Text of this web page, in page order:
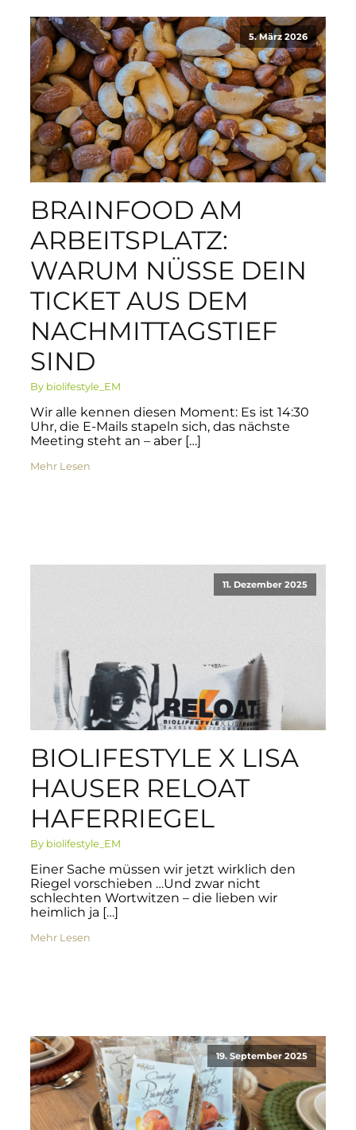
5. März 2026
BRAINFOOD AM
ARBEITSPLATZ:
WARUM NÜSSE DEIN
TICKET AUS DEM
NACHMITTAGSTIEF
SIND
By biolifestyle_EM
Wir alle kennen diesen Moment: Es ist 14:30
Uhr, die E-Mails stapeln sich, das nächste
Meeting steht an – aber […]
Mehr Lesen
11. Dezember 2025
BIOLIFESTYLE X LISA
HAUSER RELOAT
HAFERRIEGEL
By biolifestyle_EM
Einer Sache müssen wir jetzt wirklich den
Riegel vorschieben …Und zwar nicht
schlechten Wortwitzen – die lieben wir
heimlich ja […]
Mehr Lesen
19. September 2025